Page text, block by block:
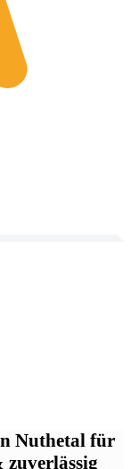
Nuthetal für